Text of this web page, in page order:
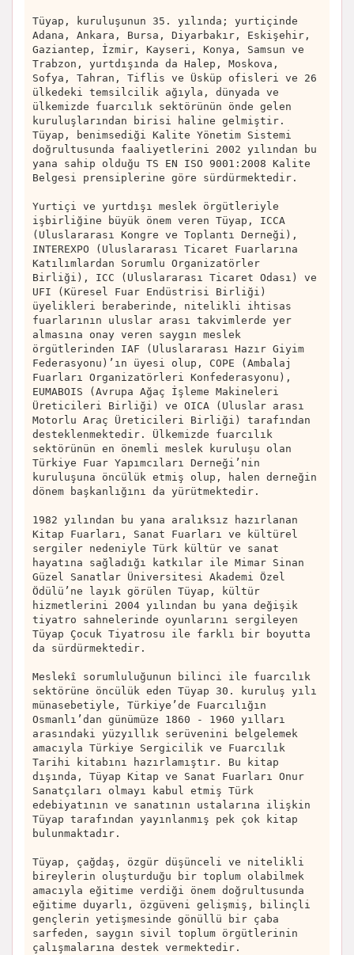
Tüyap, kuruluşunun 35. yılında; yurtiçinde
Adana, Ankara, Bursa, Diyarbakır, Eskişehir,
Gaziantep, İzmir, Kayseri, Konya, Samsun ve
Trabzon, yurtdışında da Halep, Moskova,
Sofya, Tahran, Tiflis ve Üsküp ofisleri ve 26
ülkedeki temsilcilik ağıyla, dünyada ve
ülkemizde fuarcılık sektörünün önde gelen
kuruluşlarından birisi haline gelmiştir.
Tüyap, benimsediği Kalite Yönetim Sistemi
doğrultusunda faaliyetlerini 2002 yılından bu
yana sahip olduğu TS EN ISO 9001:2008 Kalite
Belgesi prensiplerine göre sürdürmektedir.
Yurtiçi ve yurtdışı meslek örgütleriyle
işbirliğine büyük önem veren Tüyap, ICCA
(Uluslararası Kongre ve Toplantı Derneği),
INTEREXPO (Uluslararası Ticaret Fuarlarına
Katılımlardan Sorumlu Organizatörler
Birliği), ICC (Uluslararası Ticaret Odası) ve
UFI (Küresel Fuar Endüstrisi Birliği)
üyelikleri beraberinde, nitelikli ihtisas
fuarlarının uluslar arası takvimlerde yer
almasına onay veren saygın meslek
örgütlerinden IAF (Uluslararası Hazır Giyim
Federasyonu)’ın üyesi olup, COPE (Ambalaj
Fuarları Organizatörleri Konfederasyonu),
EUMABOIS (Avrupa Ağaç İşleme Makineleri
Üreticileri Birliği) ve OICA (Uluslar arası
Motorlu Araç Üreticileri Birliği) tarafından
desteklenmektedir. Ülkemizde fuarcılık
sektörünün en önemli meslek kuruluşu olan
Türkiye Fuar Yapımcıları Derneği’nin
kuruluşuna öncülük etmiş olup, halen derneğin
dönem başkanlığını da yürütmektedir.
1982 yılından bu yana aralıksız hazırlanan
Kitap Fuarları, Sanat Fuarları ve kültürel
sergiler nedeniyle Türk kültür ve sanat
hayatına sağladığı katkılar ile Mimar Sinan
Güzel Sanatlar Üniversitesi Akademi Özel
Ödülü’ne layık görülen Tüyap, kültür
hizmetlerini 2004 yılından bu yana değişik
tiyatro sahnelerinde oyunlarını sergileyen
Tüyap Çocuk Tiyatrosu ile farklı bir boyutta
da sürdürmektedir.
Meslekî sorumluluğunun bilinci ile fuarcılık
sektörüne öncülük eden Tüyap 30. kuruluş yılı
münasebetiyle, Türkiye’de Fuarcılığın
Osmanlı’dan günümüze 1860 - 1960 yılları
arasındaki yüzyıllık serüvenini belgelemek
amacıyla Türkiye Sergicilik ve Fuarcılık
Tarihi kitabını hazırlamıştır. Bu kitap
dışında, Tüyap Kitap ve Sanat Fuarları Onur
Sanatçıları olmayı kabul etmiş Türk
edebiyatının ve sanatının ustalarına ilişkin
Tüyap tarafından yayınlanmış pek çok kitap
bulunmaktadır.
Tüyap, çağdaş, özgür düşünceli ve nitelikli
bireylerin oluşturduğu bir toplum olabilmek
amacıyla eğitime verdiği önem doğrultusunda
eğitime duyarlı, özgüveni gelişmiş, bilinçli
gençlerin yetişmesinde gönüllü bir çaba
sarfeden, saygın sivil toplum örgütlerinin
çalışmalarına destek vermektedir.